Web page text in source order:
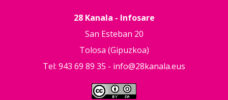
28 Kanala - Infosare
San Esteban 20
Tolosa (Gipuzkoa)
Tel: 943 69 89 35 - info@28kanala.eus